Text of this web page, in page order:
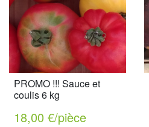
PROMO !!! Sauce et
coulis 6 kg
18,00 €/pièce